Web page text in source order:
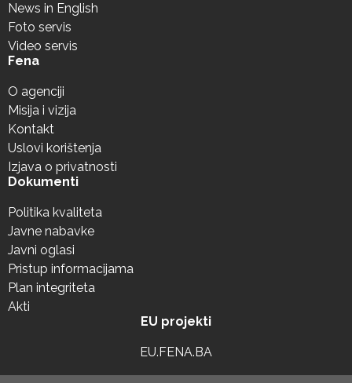
News in English
Foto servis
Video servis
Fena
O agenciji
Misija i vizija
Kontakt
Uslovi korištenja
Izjava o privatnosti
Dokumenti
Politika kvaliteta
Javne nabavke
Javni oglasi
Pristup informacijama
Plan integriteta
Akti
EU projekti
EU.FENA.BA